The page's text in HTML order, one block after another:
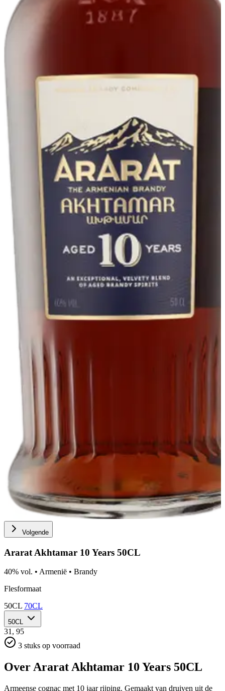
Volgende
Ararat Akhtamar 10 Years 50CL
40% vol. • Armenië • Brandy
Flesformaat
50CL 70CL
50CL
31, 95
3 stuks op voorraad
Over Ararat Akhtamar 10 Years 50CL
Armeense cognac met 10 jaar rijping. Gemaakt van druiven uit de